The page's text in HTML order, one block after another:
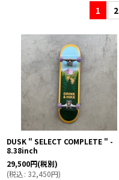
表示数:
並び順
1 2
DUSK " SELECT COMPLETE " -
8.38inch
29,500円(税別)
(税込: 32,450円)